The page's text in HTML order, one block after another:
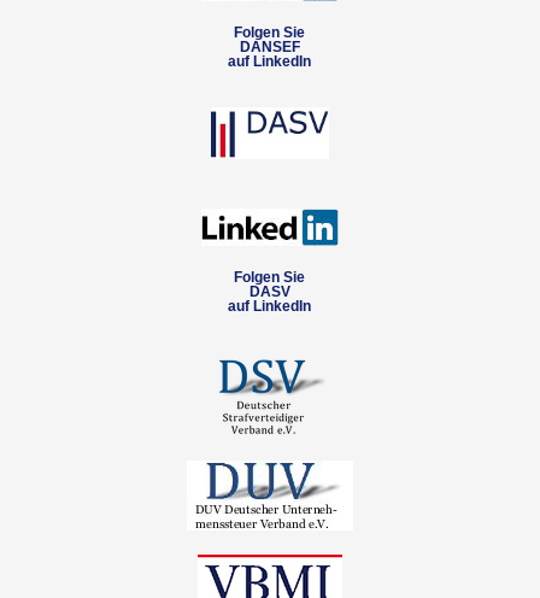
Folgen Sie
DANSEF
auf LinkedIn
Folgen Sie
DASV
auf LinkedIn